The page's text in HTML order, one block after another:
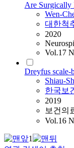
Are Surgically
Wen-
대한척
2020
Vol.17
Dreyfus scale-
Shiau-
한국보
2019
보건의
Vol.16
1